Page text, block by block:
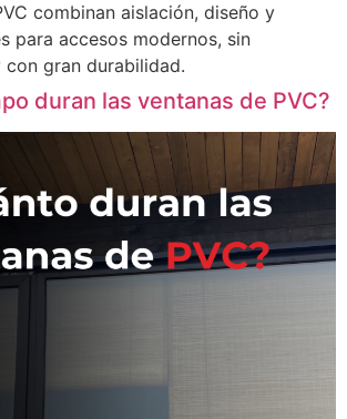
combinan aislación, diseño y
para accesos modernos, sin
gran durabilidad.
duran las ventanas de PVC?